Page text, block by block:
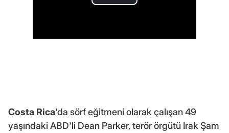
Costa Rica'da sörf eğitmeni olarak çalışan 49
yaşındaki ABD'li Dean Parker, terör örgütü Irak Şam